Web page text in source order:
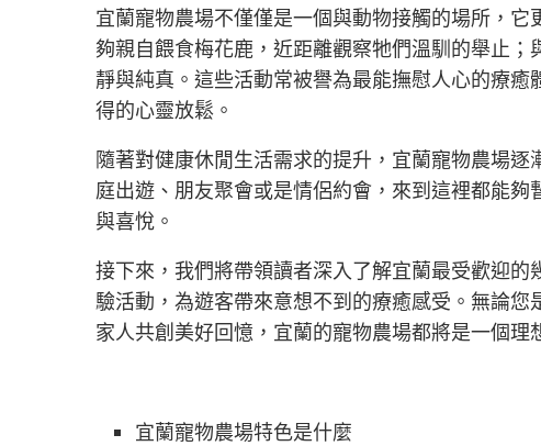
宜蘭寵物農場不僅僅是一個與動物接觸的場所，
夠親自餵食梅花鹿，近距離觀察牠們溫馴的舉止
靜與純真。這些活動常被譽為最能撫慰人心的療
得的心靈放鬆。
隨著對健康休閒生活需求的提升，宜蘭寵物農場
庭出遊、朋友聚會或是情侶約會，來到這裡都能
與喜悅。
接下來，我們將帶領讀者深入了解宜蘭最受歡迎
驗活動，為遊客帶來意想不到的療癒感受。無論
家人共創美好回憶，宜蘭的寵物農場都將是一個理
宜蘭寵物農場特色是什麼